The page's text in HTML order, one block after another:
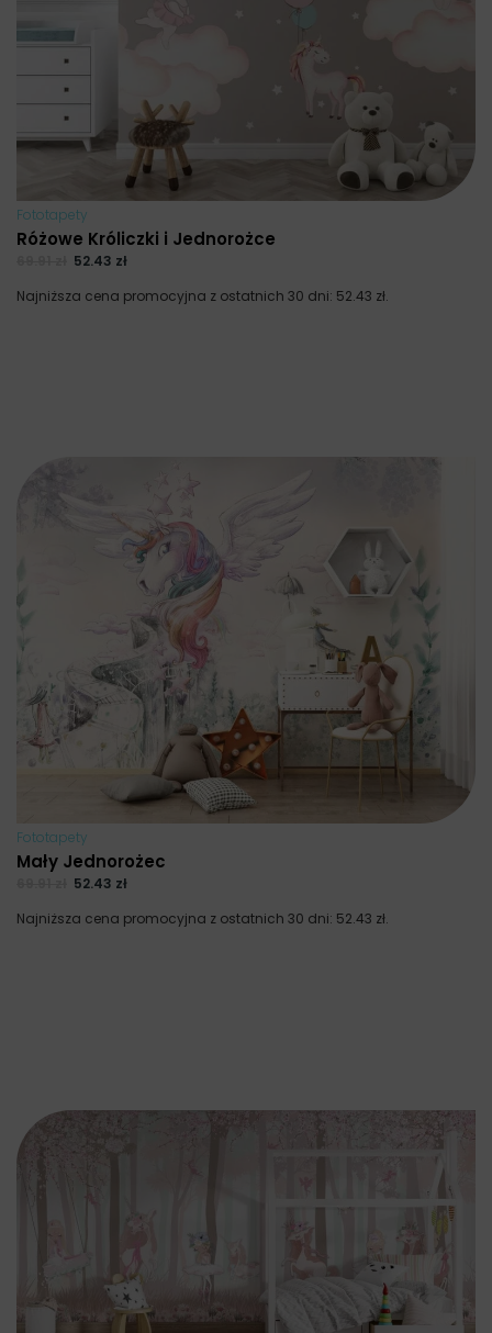
Fototapety
Różowe Króliczki i Jednorożce
52.43 zł
Najniższa cena promocyjna z ostatnich 30 dni: 52.43 zł.
Fototapety
Mały Jednorożec
52.43 zł
Najniższa cena promocyjna z ostatnich 30 dni: 52.43 zł.